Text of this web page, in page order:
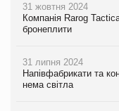
31 жовтня 2024
Компанія Rarog
бронеплити
31 липня 2024
Напівфабрикати та
нема світла